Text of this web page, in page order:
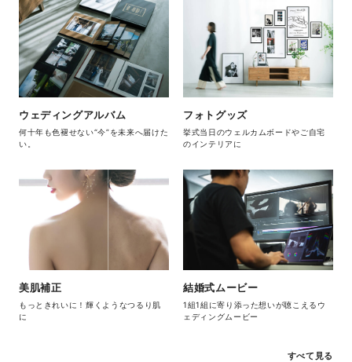
ウェディングアルバム
何十年も色褪せない“今”を未来へ届けた
い。
フォトグッズ
挙式当日のウェルカムボードやご自宅
のインテリアに
美肌補正
もっときれいに！輝くようなつるり肌
に
結婚式ムービー
1組1組に寄り添った想いが聴こえるウ
ェディングムービー
すべて見る